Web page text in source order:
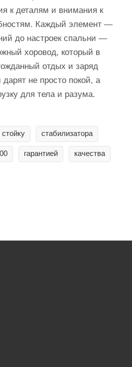
к деталям и внимания к
Каждый элемент —
до настроек спальни —
хоровод, который в
отдых и заряд
не просто покой, а
для тела и разума.
стойку стабилизатора
гарантией качества